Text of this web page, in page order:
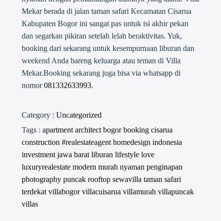
Mekar berada di jalan taman safari Kecamatan Cisarua
Kabupaten Bogor ini sangat pas untuk isi akhir pekan
dan segarkan pikiran setelah lelah beraktivitas. Yuk,
booking dari sekarang untuk kesempurnaan liburan dan
weekend Anda bareng keluarga atau teman di Villa
Mekar.Booking sekarang juga bisa via whatsapp di
nomor081332633993.
Category : Uncategorized
Tags : apartment architect bogorbooking cisarua
construction #realestateagent homedesign indonesia
investment jawa barat liburan lifestyle love
luxuryrealestate modern murah nyaman penginapan
photography puncak rooftop sewavilla taman safari
terdekat villabogorvillacuisarua villamurah villapuncak
villas